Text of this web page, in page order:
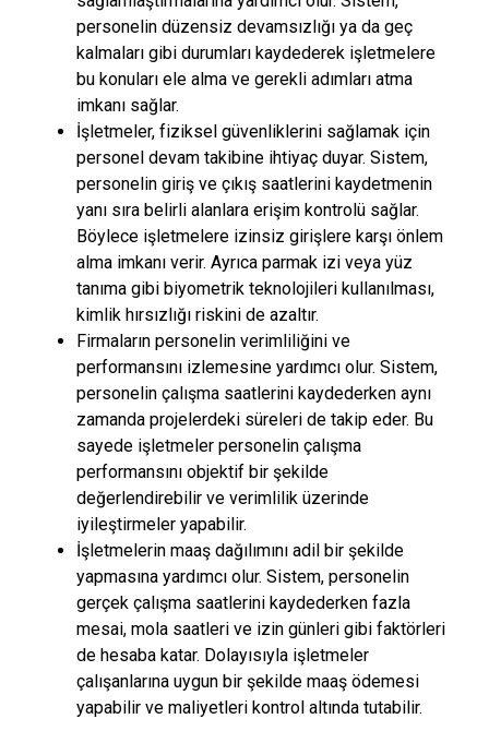
personelin düzensiz devamsızlığı ya da geç
kalmaları gibi durumları kaydederek işletmelere
bu konuları ele alma ve gerekli adımları atma
imkanı sağlar.
İşletmeler, fiziksel güvenliklerini sağlamak için
personel devam takibine ihtiyaç duyar. Sistem,
personelin giriş ve çıkış saatlerini kaydetmenin
yanı sıra belirli alanlara erişim kontrolü sağlar.
Böylece işletmelere izinsiz girişlere karşı önlem
alma imkanı verir. Ayrıca parmak izi veya yüz
tanıma gibi biyometrik teknolojileri kullanılması,
kimlik hırsızlığı riskini de azaltır.
Firmaların personelin verimliliğini ve
performansını izlemesine yardımcı olur. Sistem,
personelin çalışma saatlerini kaydederken aynı
zamanda projelerdeki süreleri de takip eder. Bu
sayede işletmeler personelin çalışma
performansını objektif bir şekilde
değerlendirebilir ve verimlilik üzerinde
iyileştirmeler yapabilir.
İşletmelerin maaş dağılımını adil bir şekilde
yapmasına yardımcı olur. Sistem, personelin
gerçek çalışma saatlerini kaydederken fazla
mesai, mola saatleri ve izin günleri gibi faktörleri
de hesaba katar. Dolayısıyla işletmeler
çalışanlarına uygun bir şekilde maaş ödemesi
yapabilir ve maliyetleri kontrol altında tutabilir.